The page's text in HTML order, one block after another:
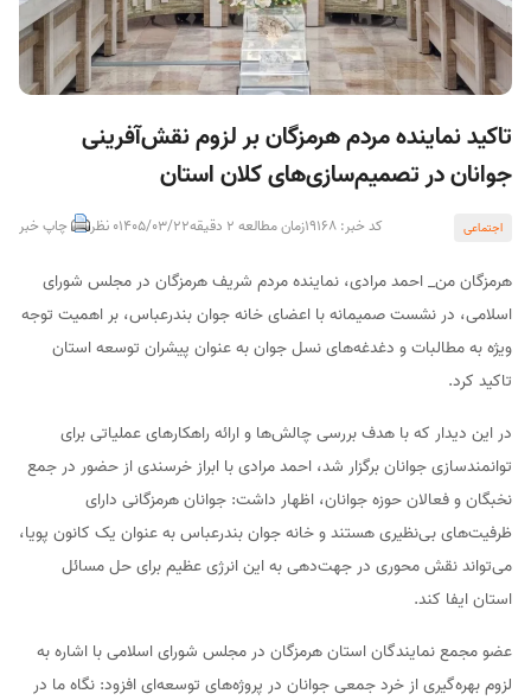
تاکید نماینده مردم هرمزگان بر لزوم نقش‌آفرینی
جوانان در تصمیم‌سازی‌های کلان استان
اجتماعی کد خبر: 19168 زمان مطالعه 2 دقیقه 1405/03/220 نظر چاپ خبر
هرمزگان من_ احمد مرادی، نماینده مردم شریف هرمزگان در مجلس شورای
اسلامی، در نشست صمیمانه با اعضای خانه جوان بندرعباس، بر اهمیت توجه
ویژه به مطالبات و دغدغه‌های نسل جوان به عنوان پیشران توسعه استان
تاکید کرد.
در این دیدار که با هدف بررسی چالش‌ها و ارائه راهکارهای عملیاتی برای
توانمندسازی جوانان برگزار شد، احمد مرادی با ابراز خرسندی از حضور در جمع
نخبگان و فعالان حوزه جوانان، اظهار داشت: جوانان هرمزگانی دارای
ظرفیت‌های بی‌نظیری هستند و خانه جوان بندرعباس به عنوان یک کانون پویا،
می‌تواند نقش محوری در جهت‌دهی به این انرژی عظیم برای حل مسائل
استان ایفا کند.
عضو مجمع نمایندگان استان هرمزگان در مجلس شورای اسلامی با اشاره به
لزوم بهره‌گیری از خرد جمعی جوانان در پروژه‌های توسعه‌ای افزود: نگاه ما در